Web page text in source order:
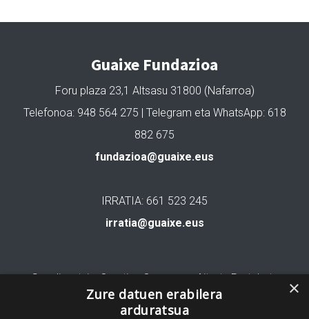
Guaixe Fundazioa
Foru plaza 23,1 Altsasu 31800 (Nafarroa)
Telefonoa: 948 564 275 | Telegram eta WhatsApp: 618
882 675
fundazioa@guaixe.eus
IRRATIA: 661 523 245
irratia@guaixe.eus
Gure lizentzia: Creative Commons Aitortu Partekatu
Codesyntaxek garatua
×
Zure datuen erabilera
arduratsua